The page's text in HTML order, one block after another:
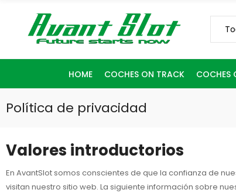
HOME COCHES ON TRACK COCHES
Política de privacidad
Valores introductorios
En AvantSlot somos conscientes de que la confianza de
visitan nuestro sitio web. La siguiente información sobre